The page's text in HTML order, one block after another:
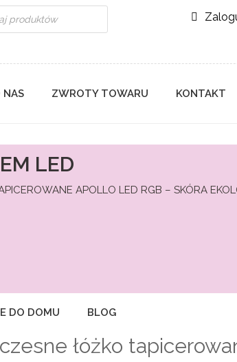
NAS ZWROTY TOWARU KONTAKT
LED
APOLLO LED RGB – SKÓRA
DO DOMU BLOG
łóżko